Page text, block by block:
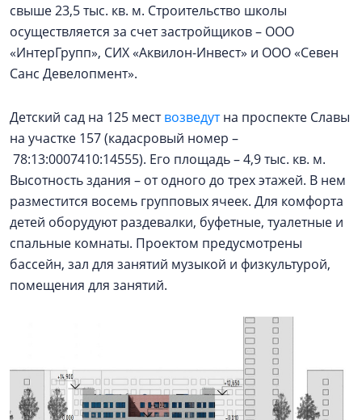
свыше 23,5 тыс. кв. м. Строительство школы
осуществляется за счет застройщиков – ООО
«ИнтерГрупп», СИХ «Аквилон-Инвест» и ООО «Севен
Санс Девелопмент».
Детский сад на 125 мествозведутна проспекте Славы
на участке 157 (кадасровый номер –
78:13:0007410:14555). Его площадь – 4,9 тыс. кв. м.
Высотность здания – от одного до трех этажей. В нем
разместится восемь групповых ячеек. Для комфорта
детей оборудуют раздевалки, буфетные, туалетные и
спальные комнаты. Проектом предусмотрены
бассейн, зал для занятий музыкой и физкультурой,
помещения для занятий.